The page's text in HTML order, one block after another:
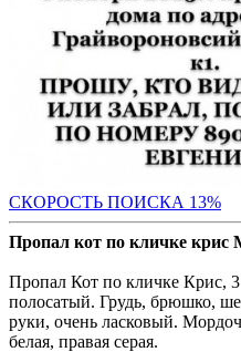
СКОРОСТЬ ПОИСКА 13%
Пропал кот по кличке крис
Пропал Кот по кличке Крис, 3
полосатый. Грудь, брюшко,
руки, очень ласковый.
белая, правая серая.